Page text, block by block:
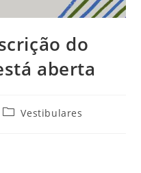
do
aberta
Categoria
Vestibulares